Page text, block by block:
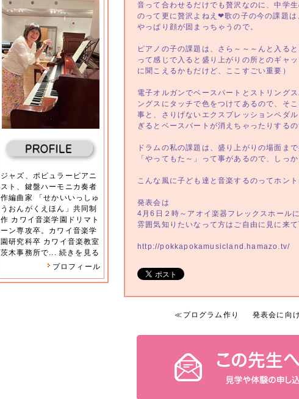
ジャズ、ポピュラーピアニ
スト、鍵盤ハーモニカ奏者
作編曲家 「せかいいっしゅ
うおんがくえほん」共同制
作 カワイ音楽学園ドリマト
ーン専攻卒。カワイ音楽学
園研究科卒 カワイ音楽教室
茨木事務所で... 続きを見る
プロフィール
音って合わせるだけでも贅沢なのに、中学
のって更に贅沢よねえ❤歌の子の今の課題
やっぱり顔が固まっちゃうので。
ピアノの子の課題は、さら～～～んと入る
って感じで入ると盛り上がりの所とのギャ
に聞こえるかもだけど、ここすごい重要）
電子オルガンでベースパートとストリング
ングスにタッチで色をつけてあるので、そ
事と、さりげないエクスプレッションペダ
ぎるとベースパートが消えちゃったりするの
ドラムの私の課題は、盛り上がりの場面ま
「やってもた～」って事があるので、しっ
こんな風に子ども達と音楽するのってホント
発表会は
4月6日２時～アオイ楽器フレックスホール
雰囲気知りたいなって方はご自由に見に来て
http://pokkapokamusicland.hamazo.tv/
≪ プログラム作り 発表会に向